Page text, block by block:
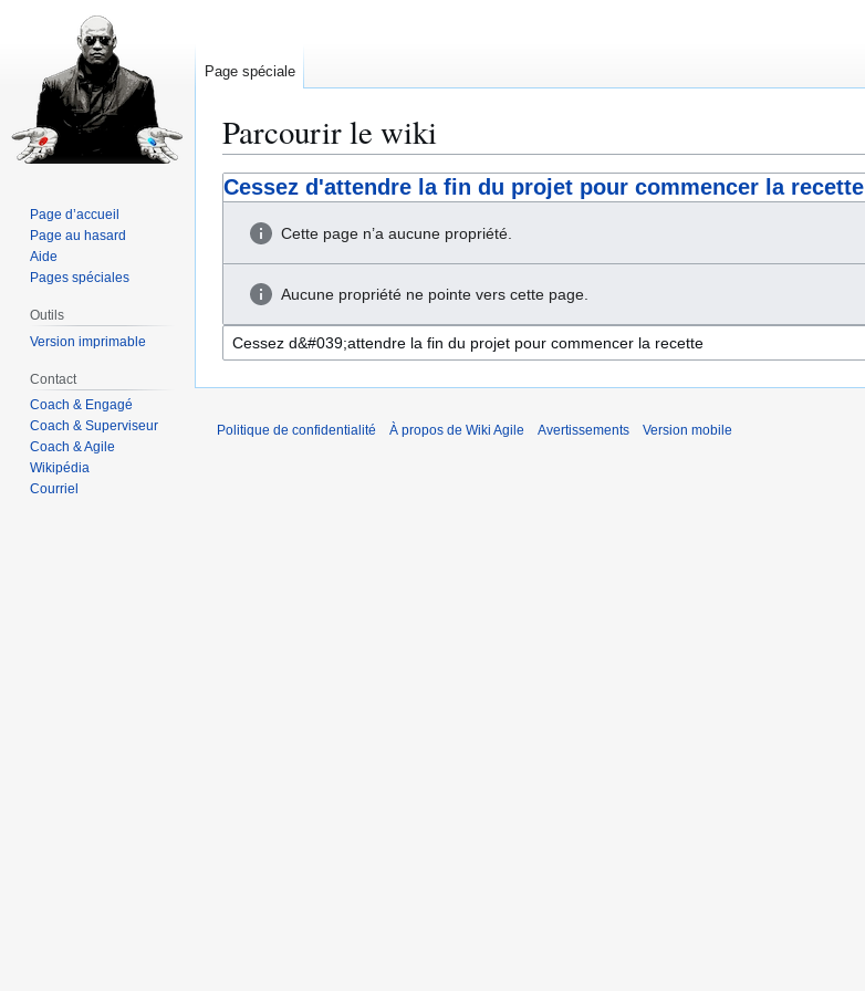
Parcourir le wiki
Aller
à
Aller
à
Cessez d'attendre la fin du projet pour commencer la recette
Cette page n’a aucune propriété.
Aucune propriété ne pointe vers cette page.
Page spéciale
Page d’accueil
Page au hasard
Aide
Pages spéciales
Outils
Version imprimable
Contact
Coach & Engagé
Coach & Superviseur
Coach & Agile
Wikipédia
Courriel
Politique de confidentialité À propos de Wiki Agile Avertissements Version mobile